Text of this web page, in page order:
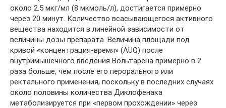
около 2.5 мкг/мл (8 мкмоль/л), достигается примерно
через 20 минут. Количество всасывающегося активного
вещества находится в линейной зависимости от
величины дозы препарата. Величина площади под
кривой «концентрация-время» (AUQ) после
внутримышечного введения Вольтарена примерно в 2
раза больше, чем после его перорального или
ректального применения, поскольку в последних случаях
около половины количества Диклофенака
метаболизируется при «первом прохождении» через